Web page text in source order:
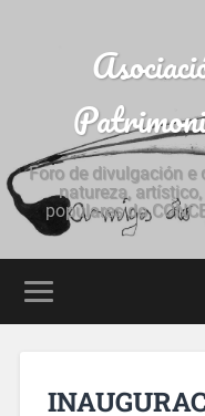
Foro de divulgación e
natureza,
populares do